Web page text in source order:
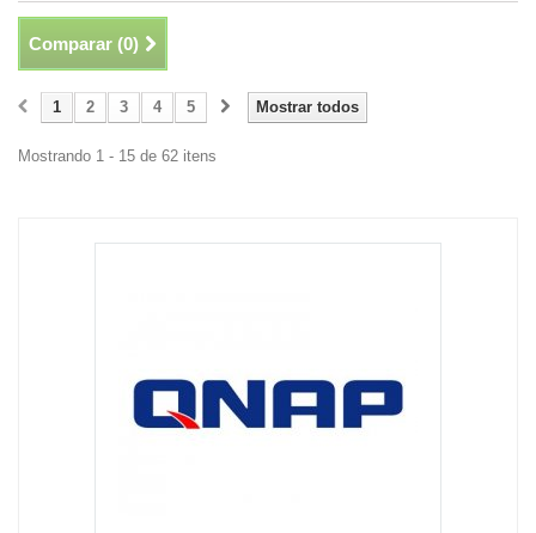
Comparar (0)
Mostrar todos
1 2 3 4 5
Mostrando 1 - 15 de 62 itens